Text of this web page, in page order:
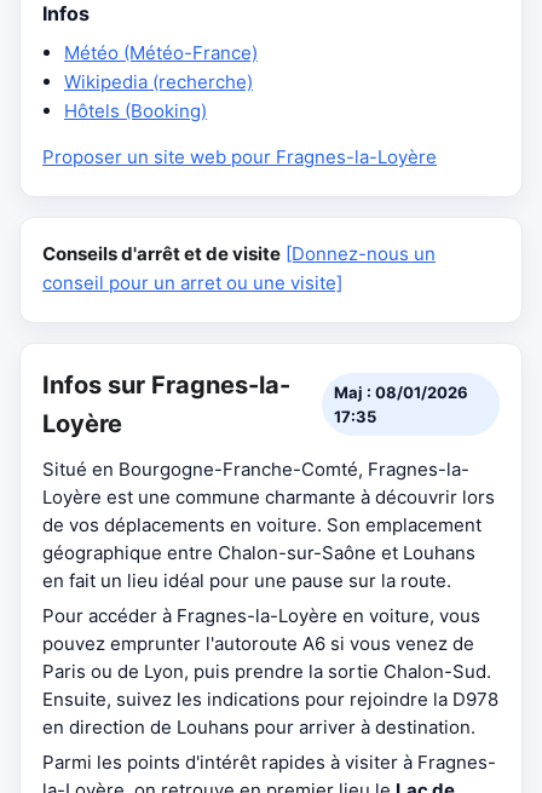
Infos
Météo (Météo-France)
Wikipedia (recherche)
Hôtels (Booking)
Proposer un site web pour Fragnes-la-Loyère
Conseils d'arrêt et de visite [Donnez-nous un
conseil pour un arret ou une visite]
Infos sur Fragnes-la-
Loyère
Maj : 08/01/2026
17:35
Situé en Bourgogne-Franche-Comté, Fragnes-la-
Loyère est une commune charmante à découvrir lors
de vos déplacements en voiture. Son emplacement
géographique entre Chalon-sur-Saône et Louhans
en fait un lieu idéal pour une pause sur la route.
Pour accéder à Fragnes-la-Loyère en voiture, vous
pouvez emprunter l'autoroute A6 si vous venez de
Paris ou de Lyon, puis prendre la sortie Chalon-Sud.
Ensuite, suivez les indications pour rejoindre la D978
en direction de Louhans pour arriver à destination.
Parmi les points d'intérêt rapides à visiter à Fragnes-